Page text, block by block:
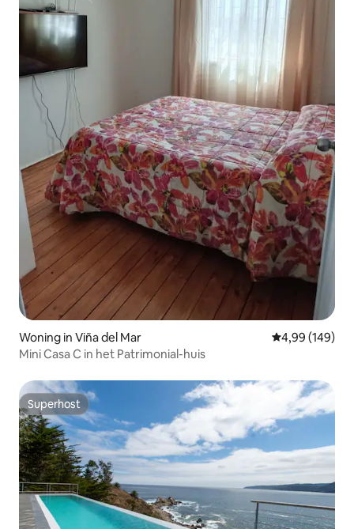
Woning in Viña del Mar Gemiddelde
4,99 (149)
Mini Casa C in het Patrimonial-huis
Superhost
Superhost